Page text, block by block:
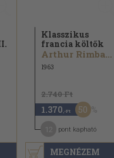
MEGNÉZEM
Klasszikus
francia költők
Arthur Rimbaud...
1963
2.740 Ft
1.370 ,-Ft 50
pont kapható